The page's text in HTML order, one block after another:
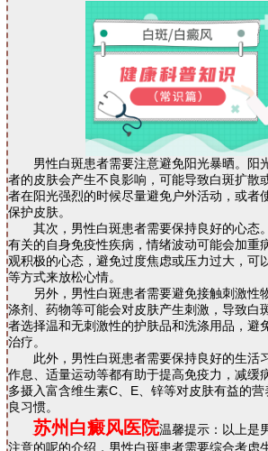
男性白斑患者需要注意避免阳光暴晒。阳
者的皮肤会产生不良影响，可能导致白斑扩散
者在阳光强烈的时候尽量避免户外活动，或者
保护皮肤。
其次，男性白斑患者需要保持良好的心态
有关的自身免疫性疾病，情绪波动可能会加重
观积极的心态，避免过度焦虑或压力过大，可
等方式来放松心情。
另外，男性白斑患者需要避免接触刺激性
涤剂、药物等可能会对皮肤产生刺激，导致白
者选择温和无刺激性的护肤品和洗涤用品，避
治疗。
此外，男性白斑患者需要保持良好的生活
作息、适量运动等都有助于提高免疫力，减缓
多摄入富含维生素C、E、锌等对皮肤有益的
良习惯。
苏州白癜风医院温馨提示：以上是
注意的呢的介绍，男性白斑患者需要综合考虑